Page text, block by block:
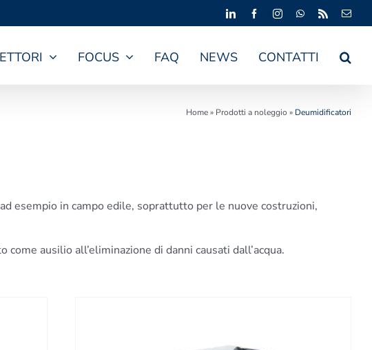
LinkedInFacebookInstagramWhatsApp
Rss
FOCUS FAQ NEWS CONTATTI
Home» Prodotti a noleggio » Deumidificatori
esempio in campo edile, soprattutto per le nuove costruzioni,
ausilio all’eliminazione di danni causati dall’acqua.